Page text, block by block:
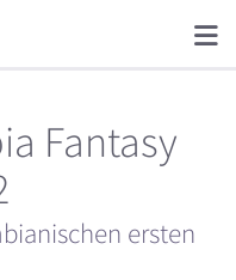
Fantasy
ersten